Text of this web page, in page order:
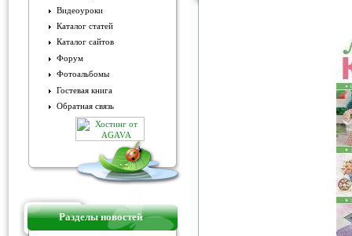
Видеоуроки
Каталог статей
Каталог сайтов
Форум
Фотоальбомы
Гостевая книга
Обратная связь
Разделы новостей